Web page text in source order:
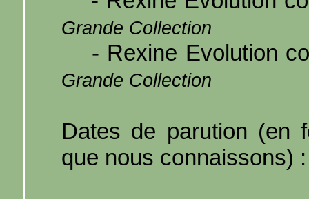
Grande Collection
- Rexine Evolution
Grande Collection
Dates de parution (en
que nous connaissons)